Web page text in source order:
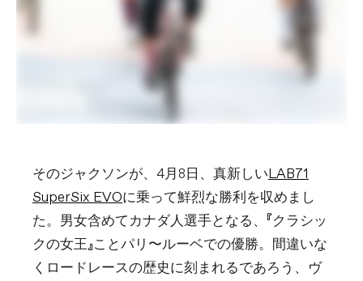
そのジャクソンが、4月8日、真新しいLAB71
SuperSix EVOに乗って鮮烈な勝利を収めまし
た。男女含めてカナダ人選手となる、『クラシッ
クの女王』ことパリ〜ルーベでの優勝。間違いな
くロードレースの歴史に刻まれるであろう、ヴ